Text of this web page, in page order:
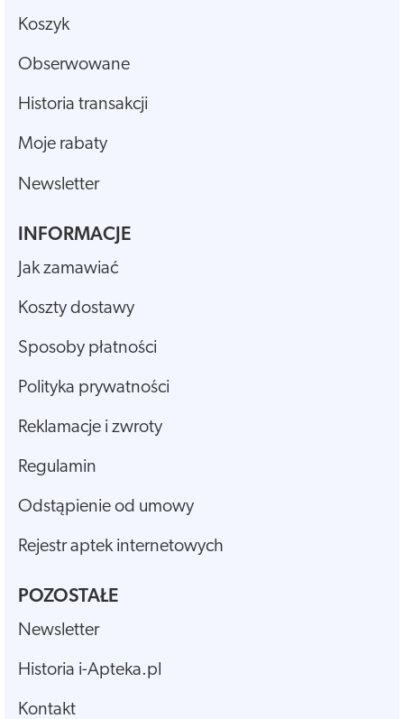
Koszyk
Obserwowane
Historia transakcji
Moje rabaty
Newsletter
INFORMACJE
Jak zamawiać
Koszty dostawy
Sposoby płatności
Polityka prywatności
Reklamacje i zwroty
Regulamin
Odstąpienie od umowy
Rejestr aptek internetowych
POZOSTAŁE
Newsletter
Historia i-Apteka.pl
Kontakt